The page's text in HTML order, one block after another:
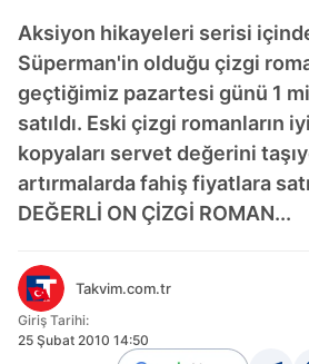
Aksiyon hikayeleri serisi
Süperman'in olduğu çizgi
geçtiğimiz pazartesi günü 1
satıldı. Eski çizgi romanların
kopyaları servet değerini
artırmalarda fahiş fiyatlara
DEĞERLİ ON ÇİZGİ ROMAN...
Takvim.com.tr
Giriş Tarihi:
25 Şubat 2010 14:50